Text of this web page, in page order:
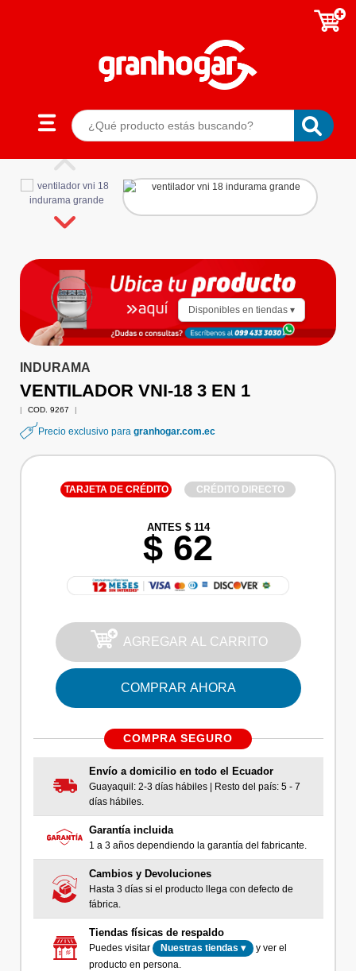
Disponibles en tiendas ▾
INDURAMA
VENTILADOR VNI-18 3 EN 1
COD. 9267
Precio exclusivo para granhogar.com.ec
TARJETA DE CRÉDITO CRÉDITO DIRECTO
ANTES $ 114
$ 62
AGREGAR AL CARRITO
COMPRAR AHORA
COMPRA SEGURO
Envío a domicilio en todo el Ecuador
Guayaquil: 2-3 días hábiles | Resto del país: 5 - 7
días hábiles.
Garantía incluida
1 a 3 años dependiendo la garantía del fabricante.
Cambios y Devoluciones
Hasta 3 días si el producto llega con defecto de
fábrica.
Tiendas físicas de respaldo
Puedes visitar Nuestras tiendas ▾
y ver el
producto en persona.